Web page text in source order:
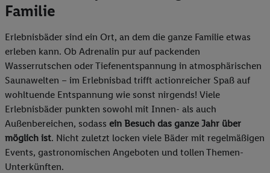
Familie
Erlebnisbäder sind ein Ort, an dem die ganze Familie etwas
erleben kann. Ob Adrenalin pur auf packenden
Wasserrutschen oder Tiefenentspannung in atmosphärischen
Saunawelten – im Erlebnisbad trifft actionreicher Spaß auf
wohltuende Entspannung wie sonst nirgends! Viele
Erlebnisbäder punkten sowohl mit Innen- als auch
Außenbereichen, sodass ein Besuch das ganze Jahr über
möglich ist. Nicht zuletzt locken viele Bäder mit regelmäßigen
Events, gastronomischen Angeboten und tollen Themen-
Unterkünften.